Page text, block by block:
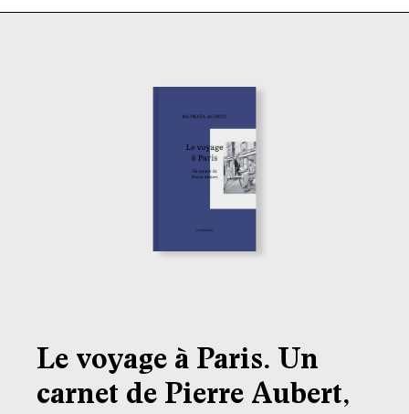
Le voyage à Paris. Un
carnet de Pierre Aubert,